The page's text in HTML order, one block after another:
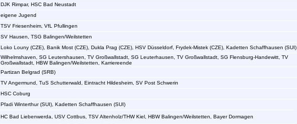
DJK Rimpar, HSC Bad Neustadt
eigene Jugend
TSV Friesenheim, VfL Pfullingen
SV Hausen, TSG Balingen/Weilstetten
Loko Louny (CZE), Banik Most (CZE), Dukla Prag (CZE), HSV Düsseldorf, Frydek-Mistek (CZE), Kadetten Schaffhausen (SUI)
Wilhelmshaven, SG Leutershausen, TV Großwallstadt, SG Leuterhausen, TV Großwallstadt, SG Flensburg-Handewitt, TV
Großwallstadt, HBW Balingen/Weilstetten, Karriereende
Partizan Belgrad (SRB)
TV Angermund, TuS Schutterwald, Eintracht Hildesheim, SV Post Schwerin
HSC Coburg
Pfadi Winterthur (SUI), Kadetten Schaffhausen (SUI)
HC Bad Liebenwerda, USV Cottbus, TSV Altenholz/THW Kiel, HBW Balingen/Weilstetten, Bayer Dormagen